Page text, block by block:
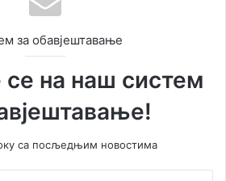
за обавјештавање
се на наш систем
са посљедњим новостима